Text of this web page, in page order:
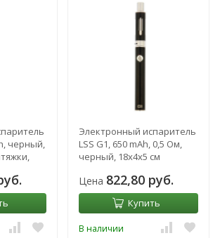
черный,
Электронный испаритель
LSS G1, 650 mAh, 0,5 Ом,
черный, 18х4х5 см
Цена 822,80 руб.
Купить
В наличии